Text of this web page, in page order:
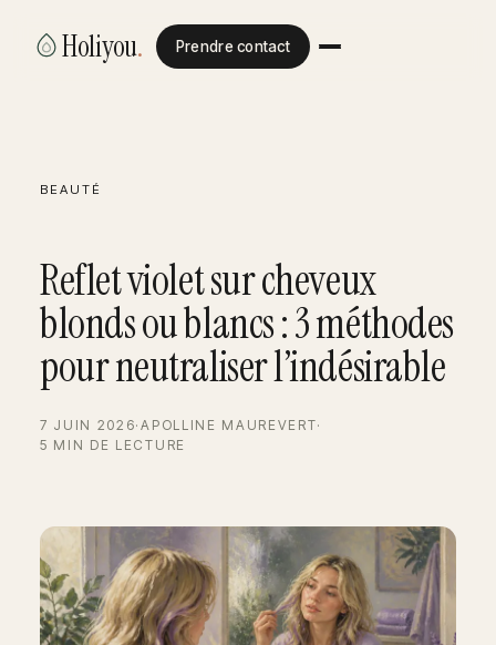
Holiyou. Prendre contact
BEAUTÉ
Reflet violet sur cheveux
blonds ou blancs : 3 méthodes
pour neutraliser l’indésirable
7 JUIN 2026·APOLLINE MAUREVERT·
5 MIN DE LECTURE